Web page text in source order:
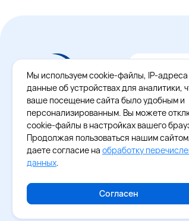
Восток
Наведите
Мы используем cookie-файлы, IP-адреса
данные об устройствах для аналитики,
ваше посещение сайта было удобным и
персонализированным. Вы можете
cookie-файлы в настройках вашего
Продолжая пользоваться нашим
даете согласие на обработку
данных.
Согласен